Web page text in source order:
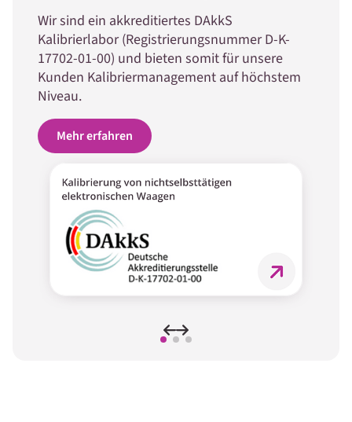
Wir sind ein akkreditiertes DAkkS
Kalibrierlabor (Registrierungsnummer D-K-
17702-01-00) und bieten somit für unsere
Kunden Kalibriermanagement auf höchstem
Niveau.
Mehr erfahren